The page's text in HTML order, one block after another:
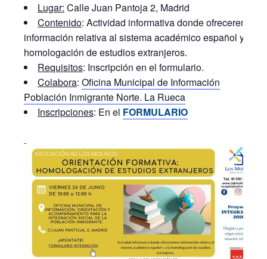
Lugar: Calle Juan Pantoja 2, Madrid
Contenido: Actividad informativa donde ofreceremos
información relativa al sistema académico español y a la
homologación de estudios extranjeros.
Requisitos: Inscripción en el formulario.
Colabora: Oficina Municipal de Información
Población Inmigrante Norte. La Rueca
Inscripciones: En el FORMULARIO